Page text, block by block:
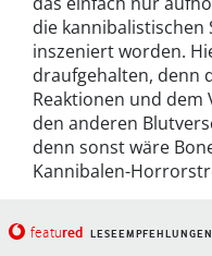
die kannibalistischen
inszeniert worden.
draufgehalten, denn
Reaktionen und dem
den anderen
denn sonst wäre
Kannibalen-
featured LESEEMPFEHLUNGEN